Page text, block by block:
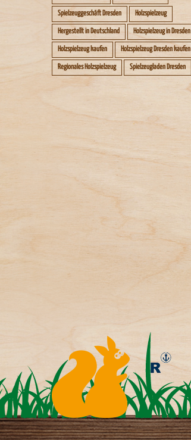
Spielzeuggeschäft Dresden Holzspielzeug
Hergestellt in Deutschland Holzspielzeug in Dresden
Holzspielzeug kaufen Holzspielzeug Dresden kaufen
Regionales Holzspielzeug Spielzeugladen Dresden